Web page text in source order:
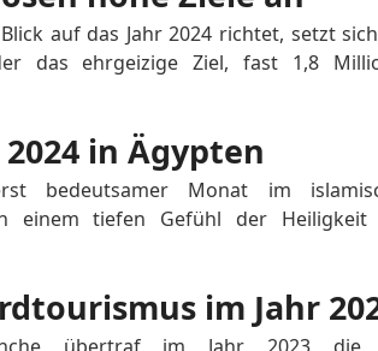
auf das Jahr 2024 richtet, setzt
das ehrgeizige Ziel, fast 1,8
sie von Amr El...
in Ägypten
bedeutsamer Monat im
einem tiefen Gefühl der Heiligkeit
des Ramadan stärken Mus...
im Jahr